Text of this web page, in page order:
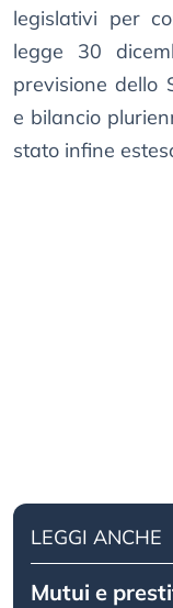
legislativi per
legge 30
previsione dello
e bilancio
stato infine
LEGGI ANCHE
Mutui e